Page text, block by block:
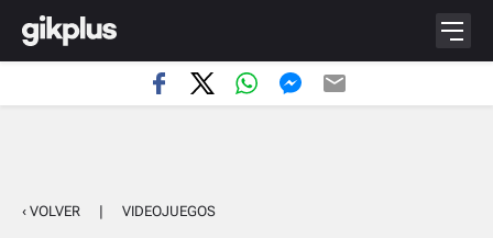
‹ VOLVER | VIDEOJUEGOS